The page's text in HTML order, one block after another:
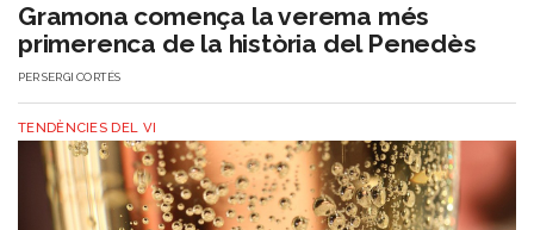
Gramona comença la verema més
primerenca de la història del Penedès
PERSERGI CORTÉS
TENDÈNCIES DEL VI